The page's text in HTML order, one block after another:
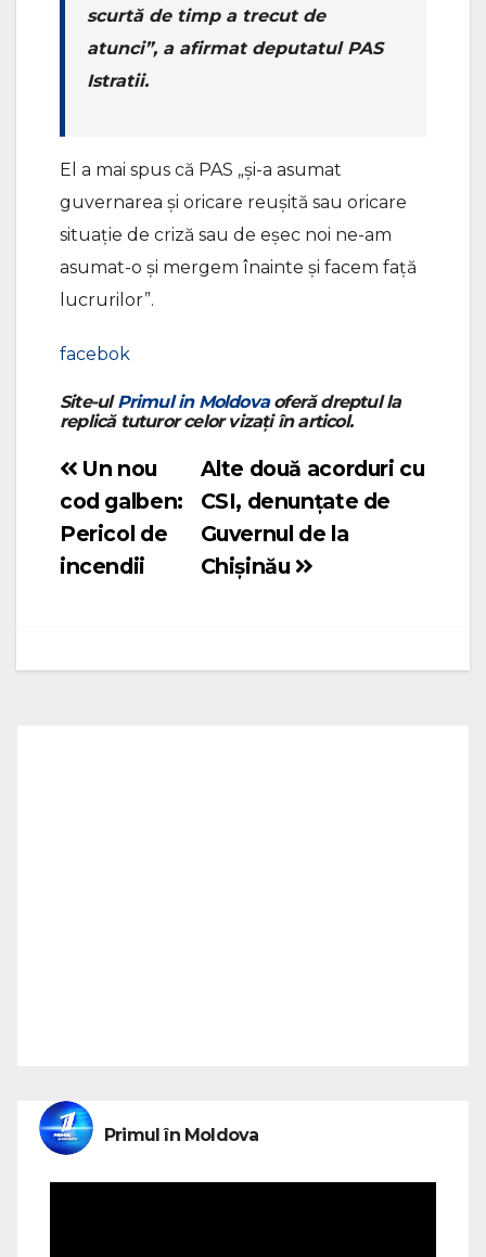
scurtă de timp a trecut de
atunci”, a afirmat deputatul PAS
Istratii.
El a mai spus că PAS „și-a asumat
guvernarea și oricare reușită sau oricare
situație de criză sau de eșec noi ne-am
asumat-o și mergem înainte și facem față
lucrurilor”.
facebok
Site-ulPrimul in Moldovaoferă dreptul la
replică tuturor celor vizați în articol.
Navigare
în
articole
Alte două acorduri cu
CSI, denunțate de
Guvernul de la
Chișinău
Un nou
cod galben:
Pericol de
incendii
Primul în Moldova